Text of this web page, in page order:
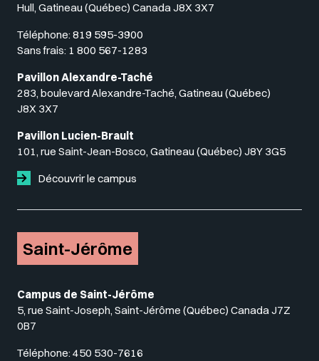
Hull, Gatineau (Québec) Canada J8X 3X7
Téléphone: 819 595-3900
Sans frais: 1 800 567-1283
Pavillon Alexandre-Taché
283, boulevard Alexandre-Taché, Gatineau (Québec)
J8X 3X7
Pavillon Lucien-Brault
101, rue Saint-Jean-Bosco, Gatineau (Québec) J8Y 3G5
Découvrir le campus
Saint-Jérôme
Campus de Saint-Jérôme
5, rue Saint-Joseph, Saint-Jérôme (Québec) Canada J7Z
0B7
Téléphone: 450 530-7616